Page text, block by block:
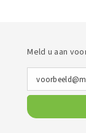
Meld u aan